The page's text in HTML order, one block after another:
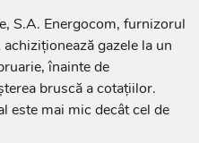
S.A. Energocom, furnizorul
gazele la un
înainte de
bruscă a cotațiilor.
este mai mic decât cel de